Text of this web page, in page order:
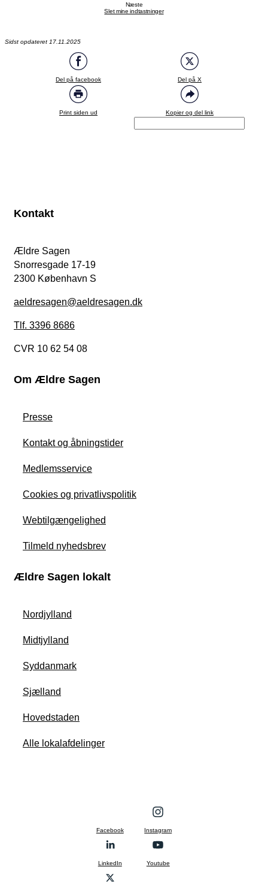
Slet mine indtastninger
Næste
Sidst opdateret 17.11.2025
Del på facebook Del på X
Print siden ud Kopier og del link
Kontakt
Ældre Sagen
Snorresgade 17-19
2300 København S
aeldresagen@aeldresagen.dk
Tlf. 3396 8686
CVR 10 62 54 08
Om Ældre Sagen
Presse
Kontakt og åbningstider
Medlemsservice
Cookies og privatlivspolitik
Webtilgængelighed
Tilmeld nyhedsbrev
Ældre Sagen lokalt
Nordjylland
Midtjylland
Syddanmark
Sjælland
Hovedstaden
Alle lokalafdelinger
Facebook Instagram
LinkedIn Youtube